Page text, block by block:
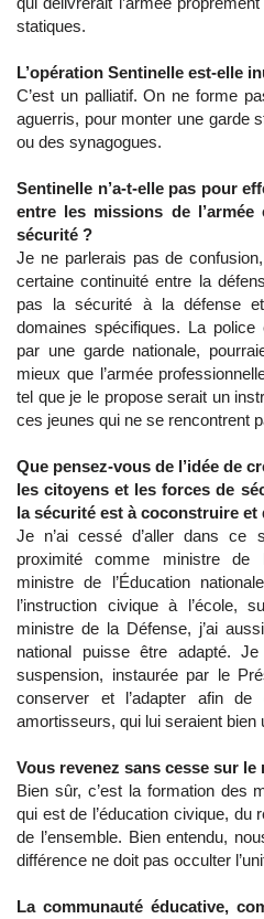
statiques.
L’opération Sentinelle est-elle
C’est un palliatif. On ne forme
aguerris, pour monter une garde
ou des synagogues.
Sentinelle n’a-t-elle pas pour
entre les missions de
sécurité ?
Je ne parlerais pas de
certaine continuité entre la
pas la sécurité à la défense
domaines spécifiques. La
par une garde nationale,
mieux que l’armée
tel que je le propose serait un
ces jeunes qui ne se rencontrent
Que pensez-vous de l’idée de
les citoyens et les forces de
la sécurité est à coconstruire et
Je n’ai cessé d’aller dans ce
proximité comme ministre de
ministre de l’Éducation
l’instruction civique à l’école,
ministre de la Défense, j’ai
national puisse être adapté.
suspension, instaurée par le
conserver et l’adapter afin
amortisseurs, qui lui seraient bien
Vous revenez sans cesse sur le
Bien sûr, c’est la formation des
qui est de l’éducation civique, du
de l’ensemble. Bien entendu,
différence ne doit pas occulter
La communauté éducative,